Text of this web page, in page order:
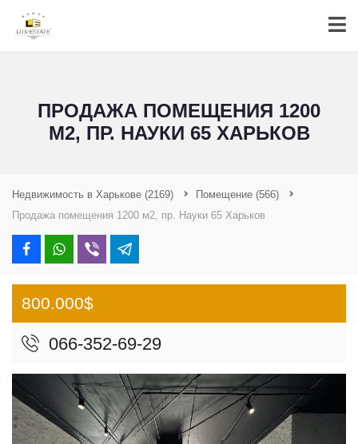
ПРОДАЖА ПОМЕЩЕНИЯ 1200
М2, ПР. НАУКИ 65 ХАРЬКОВ
Недвижимость в Харькове (2169) Помещение (566)
Продажа помещения 1200 м2, пр. Науки 65 Харьков
800.000$
066-352-69-29